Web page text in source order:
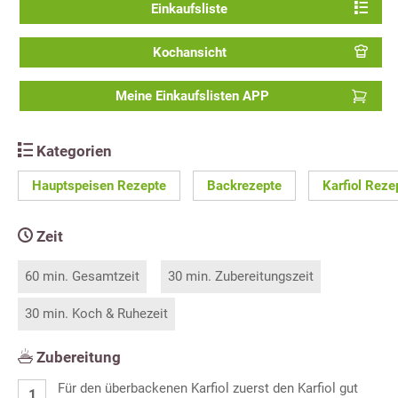
Einkaufsliste
Kochansicht
Meine Einkaufslisten APP
Kategorien
Hauptspeisen Rezepte Backrezepte Karfiol
Zeit
60 min. Gesamtzeit 30 min. Zubereitungszeit
30 min. Koch & Ruhezeit
Zubereitung
Für den überbackenen Karfiol zuerst den Karfiol gut